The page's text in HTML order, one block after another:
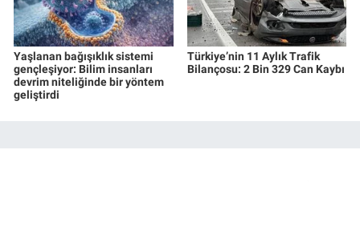
Yaşlanan bağışıklık sistemi
gençleşiyor: Bilim insanları
devrim niteliğinde bir yöntem
geliştirdi
Türkiye’nin 11 Aylık Trafik
Bilançosu: 2 Bin 329 Can Kaybı